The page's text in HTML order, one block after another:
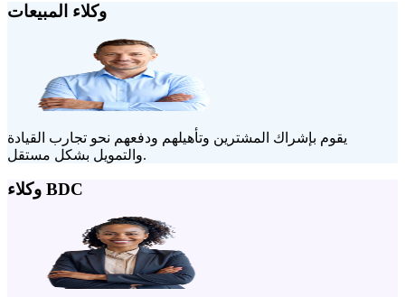
وكلاء المبيعات
يقوم بإشراك المشترين وتأهيلهم ودفعهم نحو تجارب القيادة
والتمويل بشكل مستقل.
وكلاء BDC